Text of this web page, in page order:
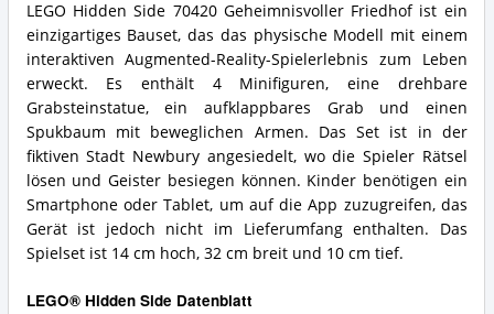
Lego
Hidden
Side
70420
Geheimnisvoller
Friedhof
Zusammenfassung:
Was
bietet
dieses
LEGO®
Hidden
Side?
LEGO Hidden Side 70420 Geheimnisvoller Friedhof ist ein
einzigartiges Bauset, das das physische Modell mit einem
interaktiven Augmented-Reality-Spielerlebnis zum Leben
erweckt. Es enthält 4 Minifiguren, eine drehbare
Grabsteinstatue, ein aufklappbares Grab und einen
Spukbaum mit beweglichen Armen. Das Set ist in der
fiktiven Stadt Newbury angesiedelt, wo die Spieler Rätsel
lösen und Geister besiegen können. Kinder benötigen ein
Smartphone oder Tablet, um auf die App zuzugreifen, das
Gerät ist jedoch nicht im Lieferumfang enthalten. Das
Spielset ist 14 cm hoch, 32 cm breit und 10 cm tief.
LEGO® Hidden Side Datenblatt
Geheimnisvoller
Friedhof
Vorteile:
Was
spricht
für
dieses
LEGO®
Hidden
Side?